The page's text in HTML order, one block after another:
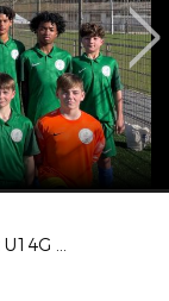
Groupe d'Entraînement U14G Pôle Espoirs